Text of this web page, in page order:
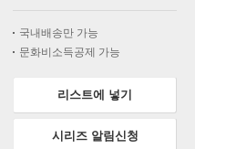
국내배송만 가능
문화비소득공제 가능
리스트에 넣기
시리즈 알림신청